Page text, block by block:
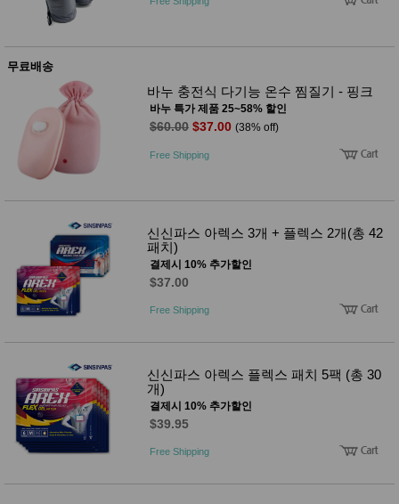
아기띠/
품
건강/미
성장발
달교육
용품
어른내
의
내의
갑/케이
패션/잡
화
세탁세
제
보기
생활/욕
실/청소
용품
WALL
DECO
무료배송
바누 충전식 다기능 온수 찜질기 - 핑크
바누 특가 제품 25~58% 할인
$60.00 $37.00 (38% off)
Free Shipping
신신파스 아렉스 3개 + 플렉스 2개(총 42
패치)
결제시 10% 추가할인
$37.00
Free Shipping
신신파스 아렉스 플렉스 패치 5팩 (총 30
개)
결제시 10% 추가할인
$39.95
Free Shipping